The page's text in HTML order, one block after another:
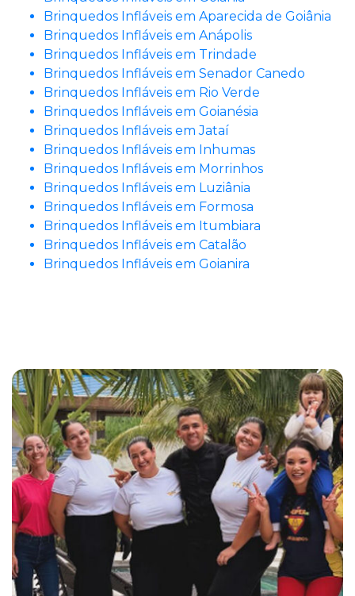
Brinquedos Infláveis em Aparecida de Goiânia
Brinquedos Infláveis em Anápolis
Brinquedos Infláveis em Trindade
Brinquedos Infláveis em Senador Canedo
Brinquedos Infláveis em Rio Verde
Brinquedos Infláveis em Goianésia
Brinquedos Infláveis em Jataí
Brinquedos Infláveis em Inhumas
Brinquedos Infláveis em Morrinhos
Brinquedos Infláveis em Luziânia
Brinquedos Infláveis em Formosa
Brinquedos Infláveis em Itumbiara
Brinquedos Infláveis em Catalão
Brinquedos Infláveis em Goianira